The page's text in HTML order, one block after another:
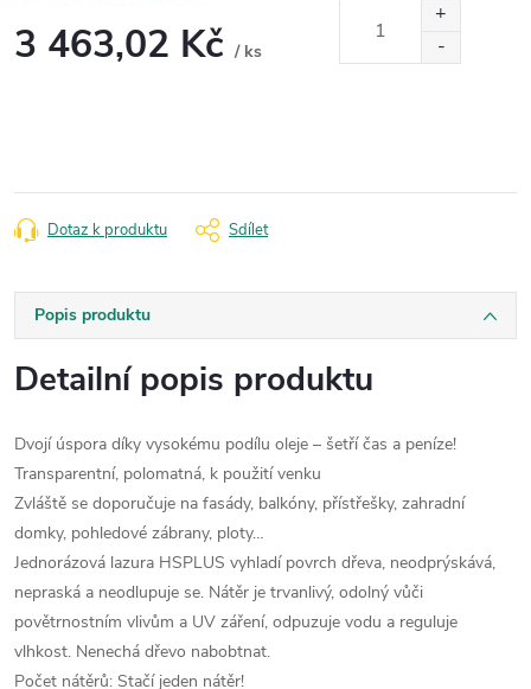
3 463,02 Kč / ks
Dotaz k produktu Sdílet
Popis produktu
Detailní popis produktu
Dvojí úspora díky vysokému podílu oleje – šetří čas a peníze!
Transparentní, polomatná, k použití venku
Zvláště se doporučuje na fasády, balkóny, přístřešky, zahradní
domky, pohledové zábrany, ploty…
Jednorázová lazura HSPLUS vyhladí povrch dřeva, neodprýskává,
nepraská a neodlupuje se. Nátěr je trvanlivý, odolný vůči
povětrnostním vlivům a UV záření, odpuzuje vodu a reguluje
vlhkost. Nenechá dřevo nabobtnat.
Počet nátěrů: Stačí jeden nátěr!